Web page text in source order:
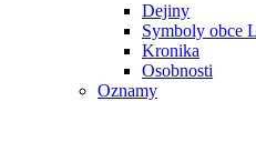
Dejiny
Symboly obce
Kronika
Osobnosti
Oznamy